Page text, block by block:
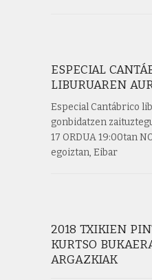
ESPECIAL
LIBURUAREN
Especial Cantábrico
gonbidatzen
17 ORDUA 19:00tan
egoiztan, Eibar
2018 TXIKIEN
KURTSO
ARGAZKIAK